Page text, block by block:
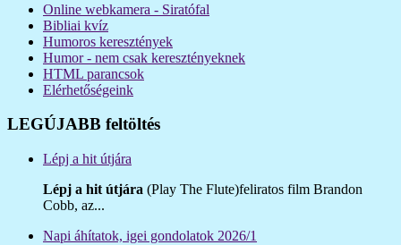
Online webkamera - Siratófal
Bibliai kvíz
Humoros keresztények
Humor - nem csak keresztényeknek
HTML parancsok
Elérhetőségeink
LEGÚJABB feltöltés
Lépj a hit útjára
Lépj a hit útjára (Play The Flute)feliratos film Brandon
Cobb, az...
Napi áhítatok, igei gondolatok 2026/1